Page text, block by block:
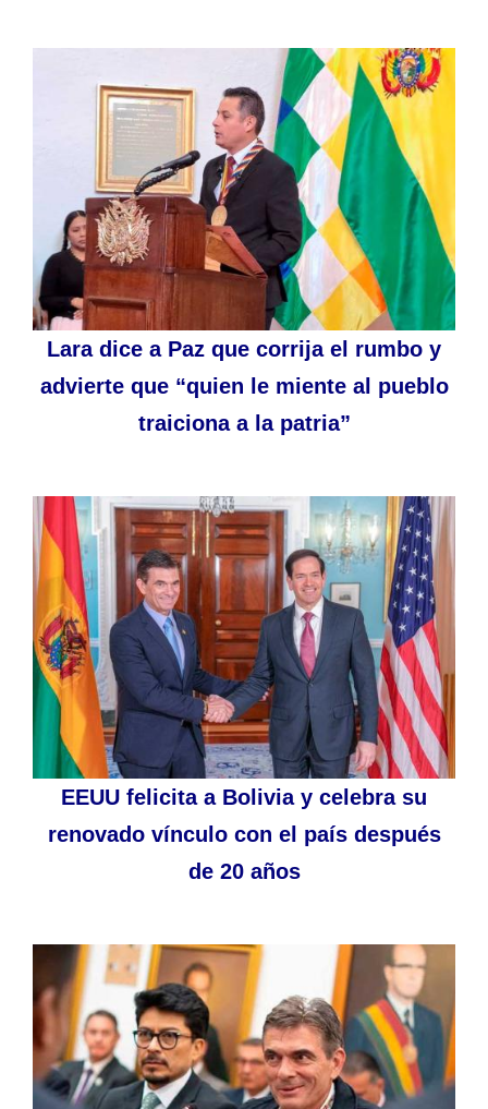
Lara dice a Paz que corrija el rumbo y
advierte que “quien le miente al pueblo
traiciona a la patria”
EEUU felicita a Bolivia y celebra su
renovado vínculo con el país después
de 20 años